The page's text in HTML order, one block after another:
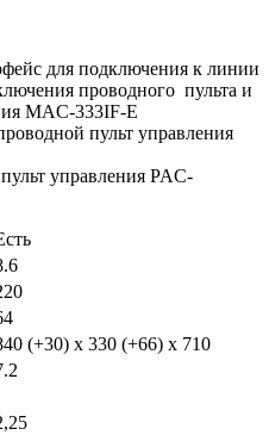
для подключения к линии
проводного пульта и
MAC-333IF-E
пульт управления
управления PAC-
(+30) x 330 (+66) x 710